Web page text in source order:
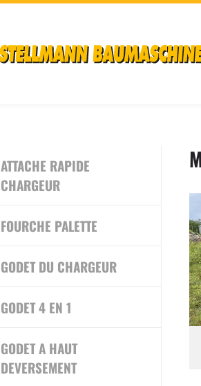
ATTACHE RAPIDE
CHARGEUR
FOURCHE PALETTE
GODET DU CHARGEUR
GODET 4 EN 1
GODET A HAUT
DEVERSEMENT